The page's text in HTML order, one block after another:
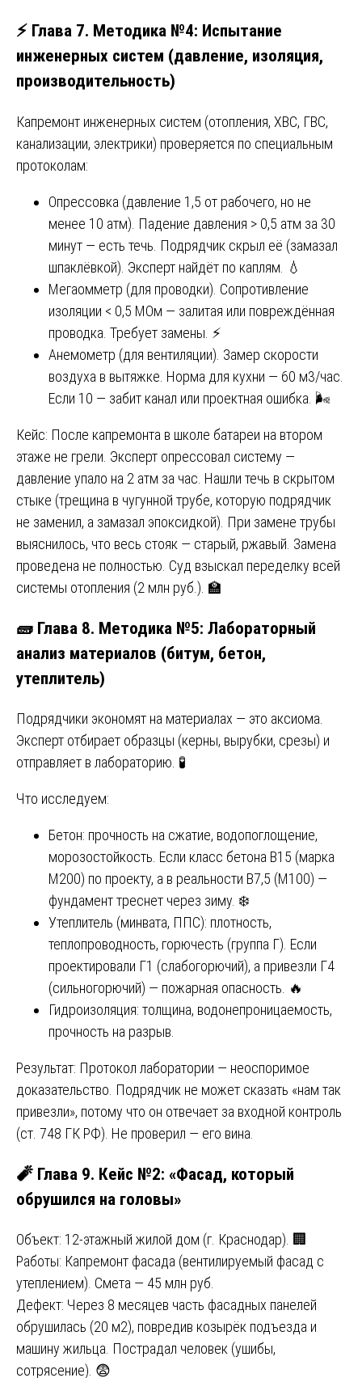
⚡ Глава 7. Методика №4: Испытание
инженерных систем (давление, изоляция,
производительность)
Капремонт инженерных систем (отопления, ХВС, ГВС,
канализации, электрики) проверяется по специальным
протоколам:
Опрессовка (давление 1,5 от рабочего, но не
менее 10 атм). Падение давления > 0,5 атм за 30
минут — есть течь. Подрядчик скрыл её (замазал
шпаклёвкой). Эксперт найдёт по каплям. 💧
Мегаомметр (для проводки). Сопротивление
изоляции < 0,5 МОм — залитая или повреждённая
проводка. Требует замены. ⚡
Анемометр (для вентиляции). Замер скорости
воздуха в вытяжке. Норма для кухни — 60 м3/час.
Если 10 — забит канал или проектная ошибка. 🌬️
Кейс: После капремонта в школе батареи на втором
этаже не грели. Эксперт опрессовал систему —
давление упало на 2 атм за час. Нашли течь в скрытом
стыке (трещина в чугунной трубе, которую подрядчик
не заменил, а замазал эпоксидкой). При замене трубы
выяснилось, что весь стояк — старый, ржавый. Замена
проведена не полностью. Суд взыскал переделку всей
системы отопления (2 млн руб.). 🏫
🧱 Глава 8. Методика №5: Лабораторный
анализ материалов (битум, бетон,
утеплитель)
Подрядчики экономят на материалах — это аксиома.
Эксперт отбирает образцы (керны, вырубки, срезы) и
отправляет в лабораторию. 🧪
Что исследуем:
Бетон: прочность на сжатие, водопоглощение,
морозостойкость. Если класс бетона В15 (марка
М200) по проекту, а в реальности В7,5 (М100) —
фундамент треснет через зиму. ❄️
Утеплитель (минвата, ППС): плотность,
теплопроводность, горючесть (группа Г). Если
проектировали Г1 (слабогорючий), а привезли Г4
(сильногорючий) — пожарная опасность. 🔥
Гидроизоляция: толщина, водонепроницаемость,
прочность на разрыв.
Результат: Протокол лаборатории — неоспоримое
доказательство. Подрядчик не может сказать «нам так
привезли», потому что он отвечает за входной контроль
(ст. 748 ГК РФ). Не проверил — его вина.
🧨 Глава 9. Кейс №2: «Фасад, который
обрушился на головы»
Объект: 12-этажный жилой дом (г. Краснодар). 🏢
Работы: Капремонт фасада (вентилируемый фасад с
утеплением). Смета — 45 млн руб.
Дефект: Через 8 месяцев часть фасадных панелей
обрушилась (20 м2), повредив козырёк подъезда и
машину жильца. Пострадал человек (ушибы,
сотрясение). 😨